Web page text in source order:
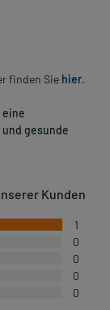
finden Sie hier.
eine
gesunde
Kunden
1
0
0
0
0